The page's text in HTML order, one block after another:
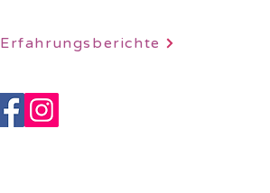
Erfahrungsberichte